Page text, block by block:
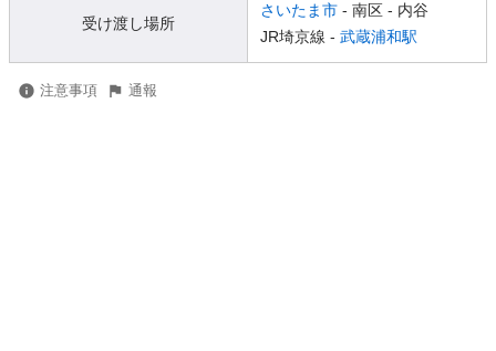
受け渡し場所
さいたま市 - 南区 - 内谷
JR埼京線 - 武蔵浦和駅
注意事項 通報